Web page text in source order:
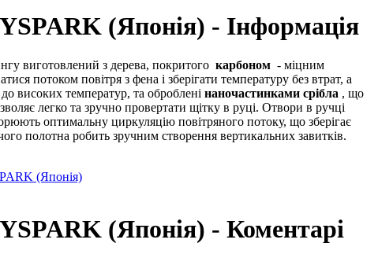
(Японія) - Інформація
виготовлений з дерева, покритого карбоном - міцним
потоком повітря з фена і зберігати температуру без втрат, а
до високих температур, та оброблені наночастинками срібла , що
легко та зручно провертати щітку в руці. Отвори в ручці
оптимальну циркуляцію повітряного потоку, що зберігає
полотна робить зручним створення вертикальних завитків.
(Японія)
(Японія) - Коментарі